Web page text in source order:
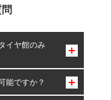
イヤ館のみ
ます。
能ですか？